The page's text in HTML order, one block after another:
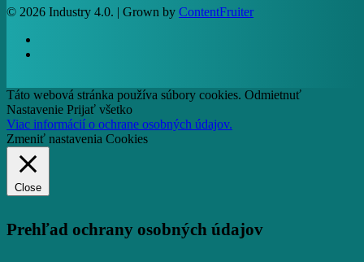
© 2026 Industry 4.0. | Grown by ContentFruiter
Táto webová stránka používa súbory cookies. Odmietnuť
Nastavenie Prijať všetko
Viac informácií o ochrane osobných údajov.
Zmeniť nastavenia Cookies
Close
Prehľad ochrany osobných údajov